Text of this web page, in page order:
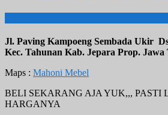
Jl. Paving Kampoeng Sembada Ukir
Kec. Tahunan Kab. Jepara Prop. Jawa
Maps : Mahoni Mebel
BELI SEKARANG AJA YUK,,, PASTI
HARGANYA